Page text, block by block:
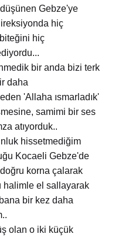
düşünen Gebze'ye
hiç
hiç
bir anda bizi terk
daha
'Allaha ısmarladık'
samimi bir ses
atıyorduk..
hissetmediğim
Kocaeli Gebze'de
korna çalarak
halimle el sallayarak
bir kez daha
olan o iki küçük